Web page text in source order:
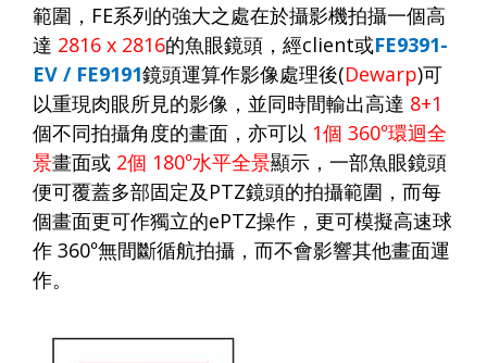
範圍， FE系列的強大之處在於攝影機拍攝一個高
達 2816 x 2816的魚眼鏡頭，經client或FE9391-
EV / FE9191鏡頭運算作影像處理後(Dewarp)可
以重現肉眼所見的影像，並同時間輸出高達 8+1
個不同拍攝角度的畫面，亦可以 1個 360°環迴全
景畫面或 2個 180°水平全景顯示，一部魚眼鏡頭
便可覆蓋多部固定及 PTZ鏡頭的拍攝範圍，而每
個畫面更可作獨立的ePTZ操作，更可模擬高速球
作 360°無間斷循航拍攝，而不會影響其他畫面運
作。